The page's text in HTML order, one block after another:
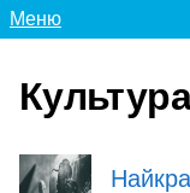
Меню
Культура